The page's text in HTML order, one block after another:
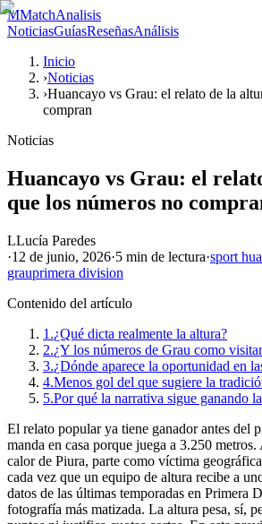
MMatchAnalisis
NoticiasGuíasReseñasAnálisis
Inicio
›Noticias
›Huancayo vs Grau: el relato de la
compran
Noticias
Huancayo vs Grau: el
que los números no
LLucía Paredes
·12 de junio, 2026·5 min de lectura·sport
grauprimera division
Contenido del artículo
1.¿Qué dicta realmente la altura?
2.¿Y los números de Grau como
3.¿Dónde aparece la oportunidad en
4.Menos gol del que sugiere la
5.Por qué la narrativa sigue ganando
El relato popular ya tiene ganador antes del
manda en casa porque juega a 3.250
calor de Piura, parte como víctima
cada vez que un equipo de altura recibe a
datos de las últimas temporadas en Primera
fotografía más matizada. La altura pesa, sí,